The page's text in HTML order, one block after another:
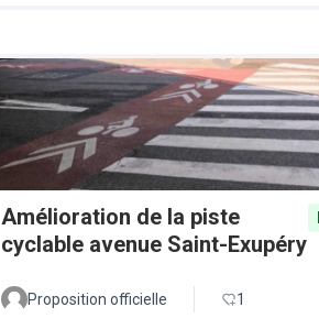
Amélioration de la piste
cyclable avenue Saint-Exupéry
Proposition officielle 1